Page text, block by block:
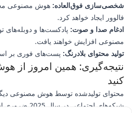
شخصی‌سازی فوق‌العاده: هوش مصنوعی
فالوور ایجاد خواهد کرد.
ادغام صدا و صوت: پادکست‌ها و
مصنوعی افزایش خواهند یافت.
تولید محتوای بلادرنگ: پست‌های فوری بر
نتیجه‌گیری: همین امروز از
کنید
محتوای تولیدشده توسط هوش مصنوعی
شبکه‌های